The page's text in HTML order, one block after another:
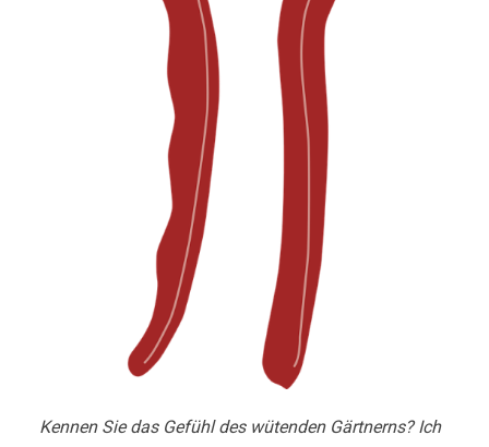
Kennen Sie das Gefühl des wütenden Gärtnerns? Ich